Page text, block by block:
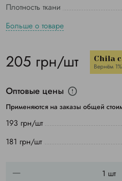
Плотность ткани
Больше о товаре
205 грн/шт Chila
Вернём 1%
Оптовые цены
Применяются на заказы общей
193 грн/шт
181 грн/шт